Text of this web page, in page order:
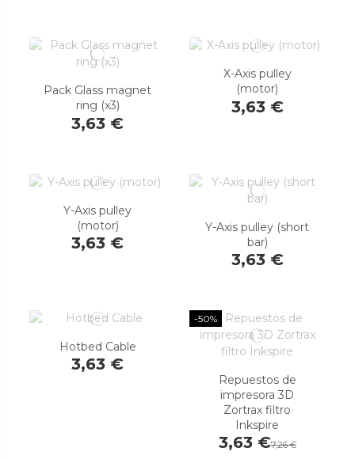
Pack Glass magnet
ring (x3)
3,63 €
X-Axis pulley
(motor)
3,63 €
Y-Axis pulley
(motor)
3,63 €
Y-Axis pulley (short
bar)
3,63 €
Hotbed Cable
3,63 €
-50%
Repuestos de
impresora 3D
Zortrax filtro
Inkspire
3,63 €7,26 €